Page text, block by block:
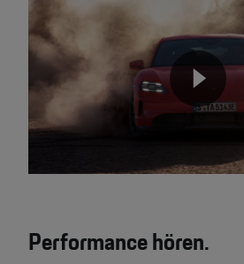
Performance hören.